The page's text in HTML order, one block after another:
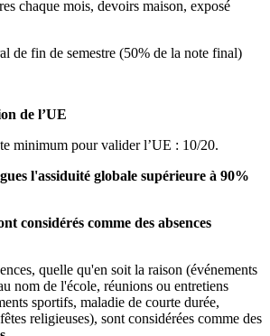
chaque mois, devoirs maison, exposé
de fin de semestre (50% de la note final)
de l’UE
minimum pour valider l’UE : 10/20.
l'assiduité globale supérieure à 90%
considérés comme des absences
quelle qu'en soit la raison (événements
nom de l'école, réunions ou entretiens
sportifs, maladie de courte durée,
religieuses), sont considérées comme des